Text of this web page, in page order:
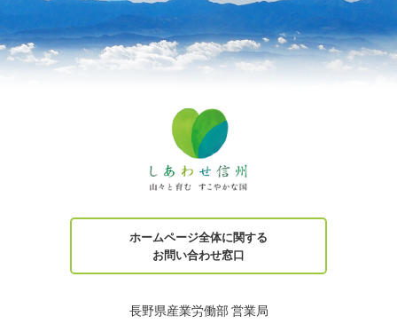
ホームページ全体に関する
お問い合わせ窓口
長野県産業労働部 営業局